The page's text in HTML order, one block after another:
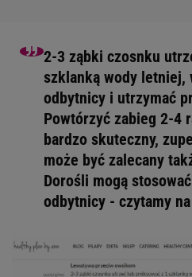
2-3 ząbki czosnku
szklanką wody letniej,
odbytnicy i utrzymać
Powtórzyć zabieg 2-4
bardzo skuteczny,
może być zalecany
Dorośli mogą
odbytnicy - czytamy